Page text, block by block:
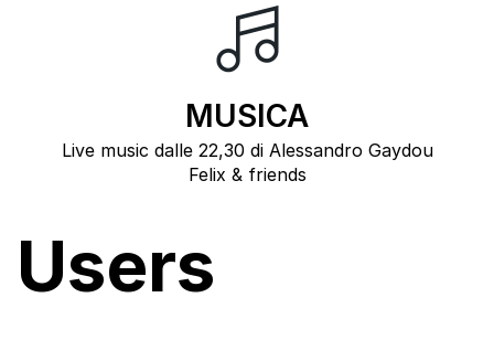
MUSICA
Live music dalle 22,30 di Alessandro Gaydou
Felix & friends
Users